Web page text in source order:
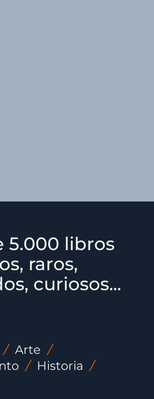
5.000 libros
raros,
curiosos...
/ Arte /
/ Historia /